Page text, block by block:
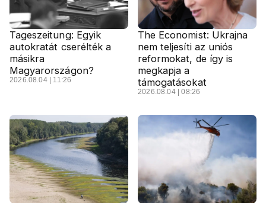
Tageszeitung: Egyik
autokratát cserélték a
másikra
Magyarországon?
2026.08.04 | 11:26
The Economist: Ukrajna
nem teljesíti az uniós
reformokat, de így is
megkapja a
támogatásokat
2026.08.04 | 08:26